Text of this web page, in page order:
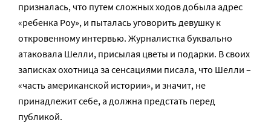
призналась, что путем сложных ходов добыла адрес
«ребенка Роу», и пыталась уговорить девушку к
откровенному интервью. Журналистка буквально
атаковала Шелли, присылая цветы и подарки. В своих
записках охотница за сенсациями писала, что Шелли –
«часть американской истории», и значит, не
принадлежит себе, а должна предстать перед
публикой.